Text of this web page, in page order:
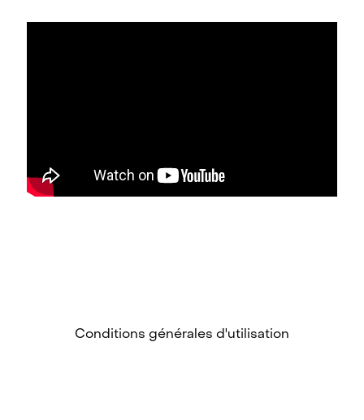
Conditions générales d'utilisation